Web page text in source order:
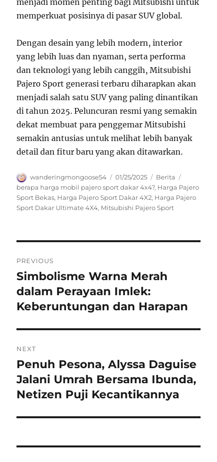
memperkuat posisinya di pasar SUV global.
Dengan desain yang lebih modern, interior
yang lebih luas dan nyaman, serta performa
dan teknologi yang lebih canggih, Mitsubishi
Pajero Sport generasi terbaru diharapkan akan
menjadi salah satu SUV yang paling dinantikan
di tahun 2025. Peluncuran resmi yang semakin
dekat membuat para penggemar Mitsubishi
semakin antusias untuk melihat lebih banyak
detail dan fitur baru yang akan ditawarkan.
Author
wanderingmongoose54
Posted
on
01/25/2025 Categories
Berita
berapa harga mobil pajero sport dakar 4x4?, Harga Pajero
Sport Bekas, Harga Pajero Sport Dakar 4X2, Harga Pajero
Sport Dakar Ultimate 4X4, Mitsubishi Pajero Sport
pos
PREVIOUS
Previous
post:
Simbolisme Warna Merah
dalam Perayaan Imlek:
Keberuntungan dan Harapan
NEXT
Next
post:
Penuh Pesona, Alyssa Daguise
Jalani Umrah Bersama Ibunda,
Netizen Puji Kecantikannya